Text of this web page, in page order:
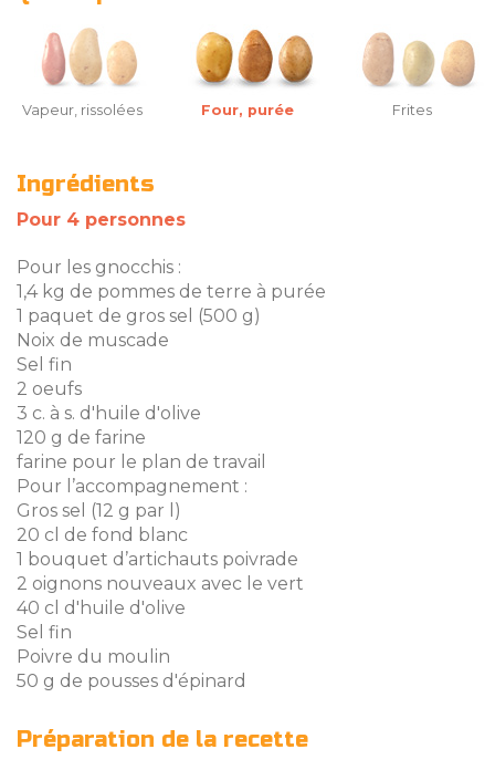
Vapeur, rissolées Four, purée Frites
Ingrédients
Pour 4 personnes
Pour les gnocchis :
1,4 kg de pommes de terre à purée
1 paquet de gros sel (500 g)
Noix de muscade
Sel fin
2 oeufs
3 c. à s. d'huile d'olive
120 g de farine
farine pour le plan de travail
Pour l’accompagnement :
Gros sel (12 g par l)
20 cl de fond blanc
1 bouquet d’artichauts poivrade
2 oignons nouveaux avec le vert
40 cl d'huile d'olive
Sel fin
Poivre du moulin
50 g de pousses d'épinard
Préparation de la recette